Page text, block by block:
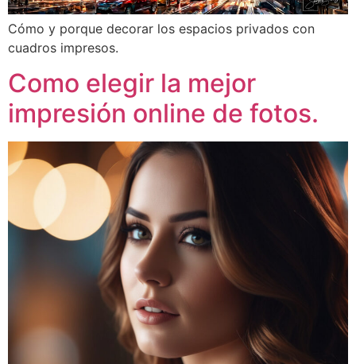
Cómo y porque decorar los espacios privados con
cuadros impresos.
Como elegir la mejor
impresión online de fotos.